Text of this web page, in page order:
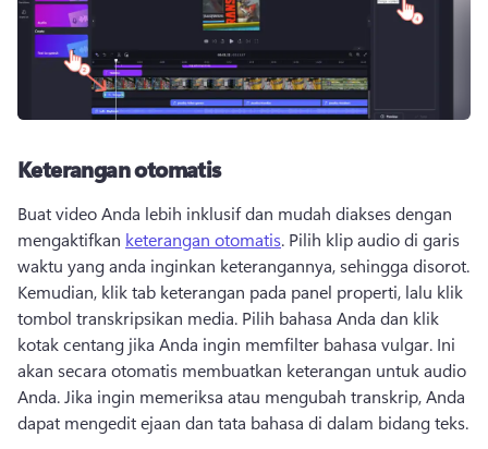
Keterangan otomatis
Buat video Anda lebih inklusif dan mudah diakses dengan
mengaktifkan keterangan otomatis. Pilih klip audio di garis
Kemudian, klik tab keterangan pada panel properti, lalu klik
tombol transkripsikan media. Pilih bahasa Anda dan klik
kotak centang jika Anda ingin memfilter bahasa vulgar. Ini
akan secara otomatis membuatkan keterangan untuk audio
Anda. Jika ingin memeriksa atau mengubah transkrip, Anda